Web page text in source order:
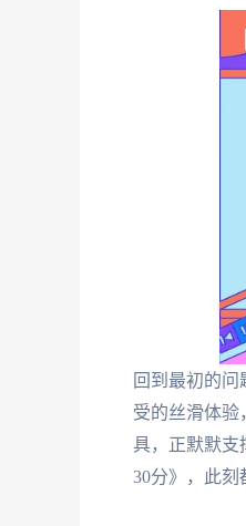
回到最初的
受的丝滑体验
具，正默默
30分》，此刻